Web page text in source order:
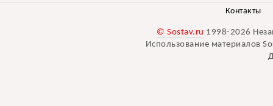
Контакты
© Sostav.ru 1998-2026
Использование материалов